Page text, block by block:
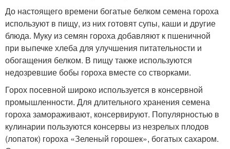
До настоящего времени богатые белком семена гороха
используют в пищу, из них готовят супы, каши и другие
блюда. Муку из семян гороха добавляют к пшеничной
при выпечке хлеба для улучшения питательности и
обогащения белком. В пищу также используются
недозревшие бобы гороха вместе со створками.
Горох посевной широко используется в консервной
промышленности. Для длительного хранения семена
гороха замораживают, консервируют. Популярностью в
кулинарии пользуются консервы из незрелых плодов
(лопаток) гороха «Зеленый горошек», богатых сахаром.